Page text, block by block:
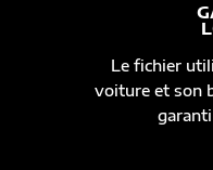
Le fichier
voiture et son